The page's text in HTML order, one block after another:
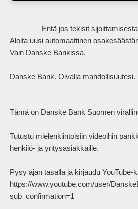
Aloita uusi automaattinen
Vain Danske Bankissa.
Danske Bank. Oivalla mahdollisuutesi.
Tämä on Danske Bank Suomen
Tutustu mielenkiintoisiin videoihin
henkilö- ja yritysasiakkaille.
Pysy ajan tasalla ja kirjaudu YouTube-
https://www.youtube.com/user/
sub_confirmation=1